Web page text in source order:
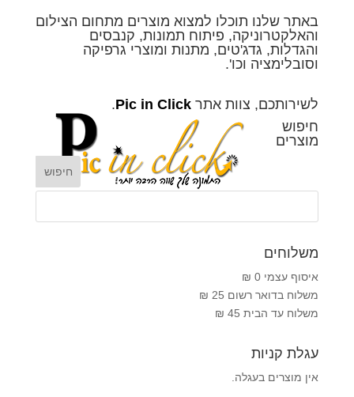
באתר שלנו תוכלו למצוא מוצרים מתחום הצילום
והאלקטרוניקה, פיתוח תמונות, קנבסים
והגדלות, גדג'טים, מתנות ומוצרי גרפיקה
וסובלימציה וכו'.
לשירותכם, צוות אתר Pic in Click
.
חיפוש
מוצרים
משלוחים
איסוף עצמי 0 ₪
משלוח בדואר רשום 25 ₪
משלוח עד הבית 45 ₪
עגלת קניות
אין מוצרים בעגלה.